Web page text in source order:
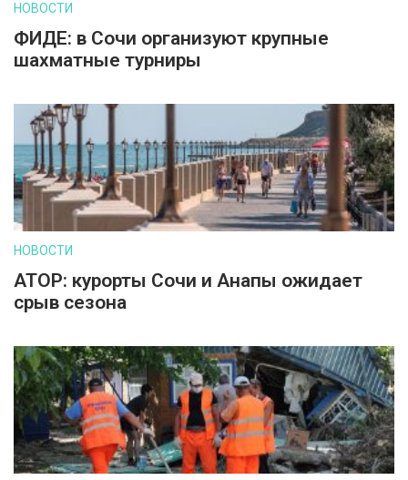
НОВОСТИ
ФИДЕ: в Сочи организуют крупные
шахматные турниры
НОВОСТИ
АТОР: курорты Сочи и Анапы ожидает
срыв сезона